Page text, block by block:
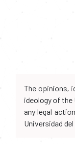
The opinions,
ideology of
any legal
Universidad